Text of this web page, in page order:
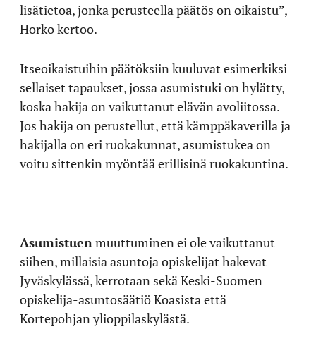
lisätietoa, jonka perusteella päätös on oikaistu”,
Horko kertoo.
Itseoikaistuihin päätöksiin kuuluvat esimerkiksi
sellaiset tapaukset, jossa asumistuki on hylätty,
koska hakija on vaikuttanut elävän avoliitossa.
Jos hakija on perustellut, että kämppäkaverilla ja
hakijalla on eri ruokakunnat, asumistukea on
voitu sittenkin myöntää erillisinä ruokakuntina.
Asumistuen muuttuminen ei ole vaikuttanut
siihen, millaisia asuntoja opiskelijat hakevat
Jyväskylässä, kerrotaan sekä Keski-Suomen
opiskelija-asuntosäätiö Koasista että
Kortepohjan ylioppilaskylästä.